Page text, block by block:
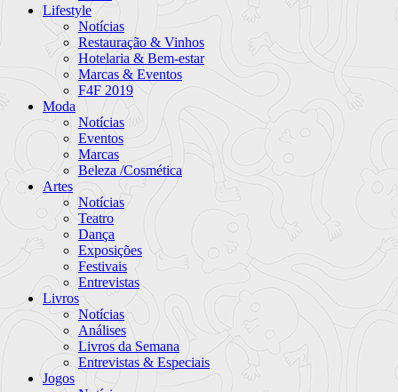
Lifestyle
Notícias
Restauração & Vinhos
Hotelaria & Bem-estar
Marcas & Eventos
F4F 2019
Moda
Notícias
Eventos
Marcas
Beleza /Cosmética
Artes
Notícias
Teatro
Dança
Exposições
Festivais
Entrevistas
Livros
Notícias
Análises
Livros da Semana
Entrevistas & Especiais
Jogos